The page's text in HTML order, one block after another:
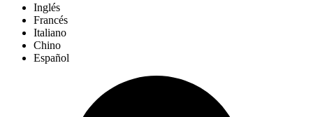
Inglés
Francés
Italiano
Chino
Español